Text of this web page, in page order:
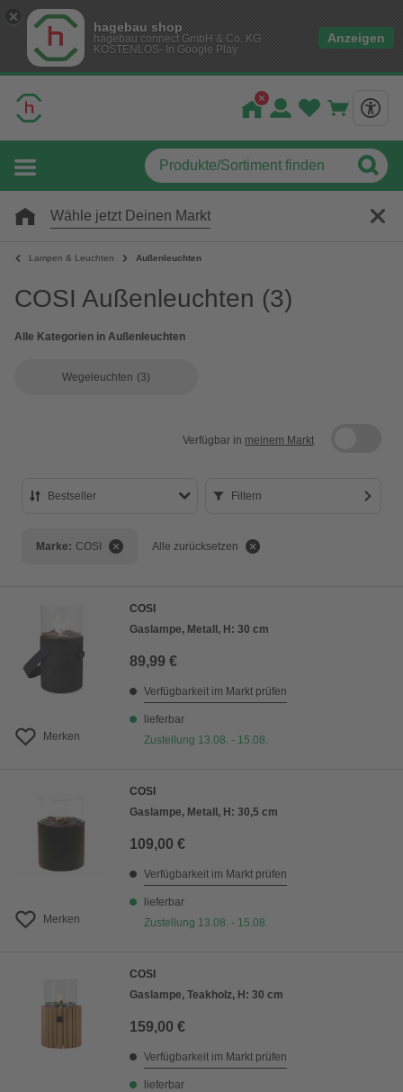
hagebau shop
hagebau connect GmbH & Co. KG
KOSTENLOS- In Google Play
Anzeigen
Wähle jetzt Deinen Markt
Lampen & Leuchten Außenleuchten
COSI Außenleuchten (3)
Alle Kategorien in Außenleuchten
Wegeleuchten (3)
Verfügbar in meinem Markt
Bestseller
Bestseller
Bewertung
Filtern
Marke: COSI Alle zurücksetzen
Merken
COSI
Gaslampe, Metall, H: 30 cm
89,99 €
Verfügbarkeit im Markt prüfen
lieferbar
Zustellung 13.08. - 15.08.
Merken
COSI
Gaslampe, Metall, H: 30,5 cm
109,00 €
Verfügbarkeit im Markt prüfen
lieferbar
Zustellung 13.08. - 15.08.
COSI
Gaslampe, Teakholz, H: 30 cm
159,00 €
Verfügbarkeit im Markt prüfen
lieferbar